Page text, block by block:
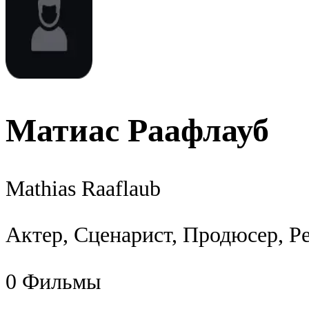
Матиас Раафлауб
Mathias Raaflaub
Актер, Сценарист, Продюсер,
0 Фильмы